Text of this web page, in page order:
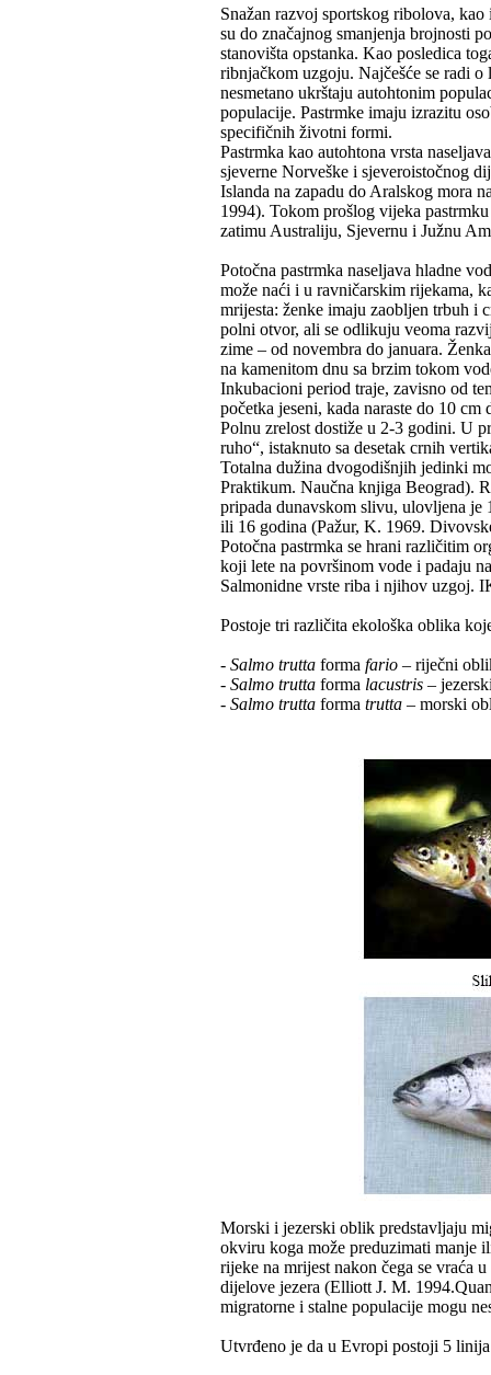
Snažan razvoj sportskog ribolova,
su do značajnog smanjenja brojnosti
stanovišta opstanka. Kao posledica
ribnjačkom uzgoju. Najčešće se radi
nesmetano ukrštaju autohtonim
populacije. Pastrmke imaju izrazitu
specifičnih životni formi.
Pastrmka kao autohtona vrsta
sjeverne Norveške i sjeveroistočnog
Islanda na zapadu do Aralskog mora
1994). Tokom prošlog vijeka
zatimu Australiju, Sjevernu i Južnu
Potočna pastrmka naseljava hladne
može naći i u ravničarskim rijekama,
mrijesta: ženke imaju zaobljen trbuh i
polni otvor, ali se odlikuju veoma
zime – od novembra do januara.
na kamenitom dnu sa brzim tokom
Inkubacioni period traje, zavisno od
početka jeseni, kada naraste do 10
Polnu zrelost dostiže u 2-3 godini. U
ruho“, istaknuto sa desetak crnih
Totalna dužina dvogodišnjih jedinki
Praktikum. Naučna knjiga Beograd).
pripada dunavskom slivu, ulovljena je
ili 16 godina (Pažur, K. 1969.
Potočna pastrmka se hrani različitim
koji lete na površinom vode i padaju
Salmonidne vrste riba i njihov uzgoj.
Postoje tri različita ekološka oblika
- Salmo trutta forma fario – riječni
- Salmo trutta forma lacustris –
- Salmo trutta forma trutta – morski
Morski i jezerski oblik predstavljaju
okviru koga može preduzimati manje
rijeke na mrijest nakon čega se vraća
dijelove jezera (Elliott J. M.
migratorne i stalne populacije mogu
Utvrđeno je da u Evropi postoji 5